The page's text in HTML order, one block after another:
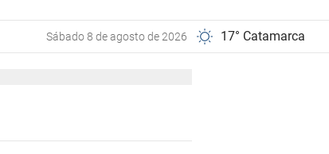
sábado 8 de agosto de 2026 17° Catamarca